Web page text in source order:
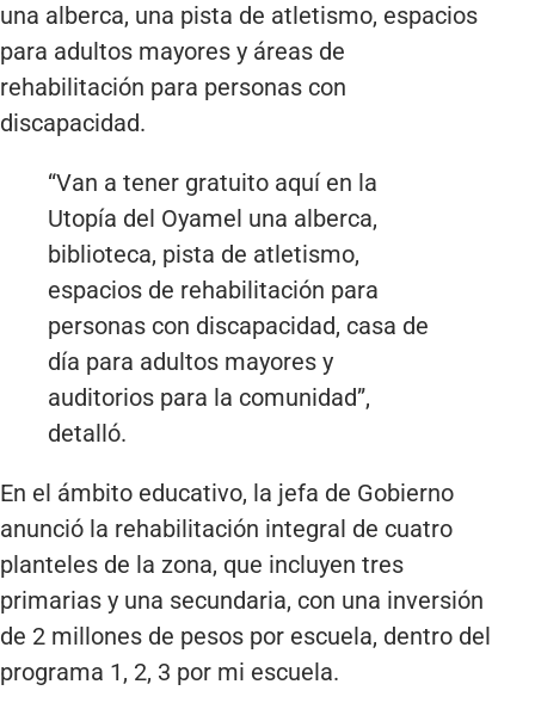
una alberca, una pista de atletismo, espacios
para adultos mayores y áreas de
rehabilitación para personas con
discapacidad.
“Van a tener gratuito aquí en la
Utopía del Oyamel una alberca,
biblioteca, pista de atletismo,
espacios de rehabilitación para
personas con discapacidad, casa de
día para adultos mayores y
auditorios para la comunidad”,
detalló.
En el ámbito educativo, la jefa de Gobierno
anunció la rehabilitación integral de cuatro
planteles de la zona, que incluyen tres
primarias y una secundaria, con una inversión
de 2 millones de pesos por escuela, dentro del
programa 1, 2, 3 por mi escuela.